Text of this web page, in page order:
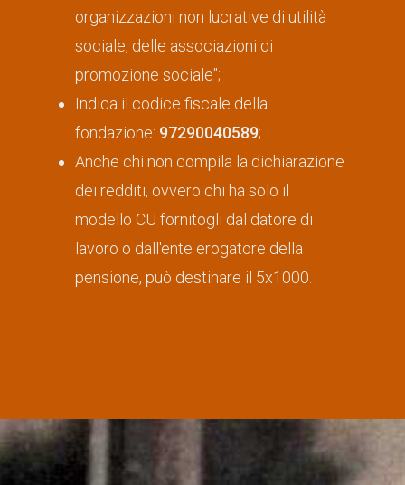
organizzazioni non lucrative di utilità
sociale, delle associazioni di
promozione sociale";
Indica il codice fiscale della
fondazione: 97290040589;
Anche chi non compila la dichiarazione
dei redditi, ovvero chi ha solo il
modello CU fornitogli dal datore di
lavoro o dall'ente erogatore della
pensione, può destinare il 5x1000.